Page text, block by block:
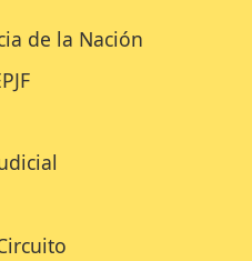
de la Nación